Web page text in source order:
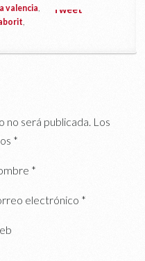
valencia Tweet
no será publicada. Los
*
*
electrónico *